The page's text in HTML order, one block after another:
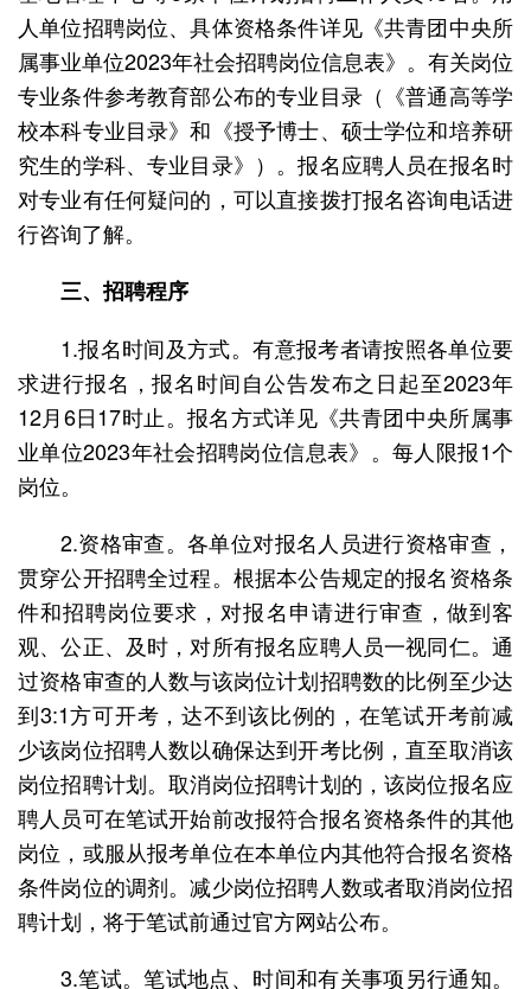
人单位招聘岗位、具体资格条件详见《共青团中央所
属事业单位2023年社会招聘岗位信息表》。有关岗位
专业条件参考教育部公布的专业目录（《普通高等学
校本科专业目录》和《授予博士、硕士学位和培养研
究生的学科、专业目录》）。报名应聘人员在报名时
对专业有任何疑问的，可以直接拨打报名咨询电话进
行咨询了解。
三、招聘程序
1.报名时间及方式。有意报考者请按照各单位要
求进行报名，报名时间自公告发布之日起至2023年
12月6日17时止。报名方式详见《共青团中央所属事
业单位2023年社会招聘岗位信息表》。每人限报1个
岗位。
2.资格审查。各单位对报名人员进行资格审查，
贯穿公开招聘全过程。根据本公告规定的报名资格条
件和招聘岗位要求，对报名申请进行审查，做到客
观、公正、及时，对所有报名应聘人员一视同仁。通
过资格审查的人数与该岗位计划招聘数的比例至少达
到3:1方可开考，达不到该比例的，在笔试开考前减
少该岗位招聘人数以确保达到开考比例，直至取消该
岗位招聘计划。取消岗位招聘计划的，该岗位报名应
聘人员可在笔试开始前改报符合报名资格条件的其他
岗位，或服从报考单位在本单位内其他符合报名资格
条件岗位的调剂。减少岗位招聘人数或者取消岗位招
聘计划，将于笔试前通过官方网站公布。
3.笔试。笔试地点、时间和有关事项另行通知。